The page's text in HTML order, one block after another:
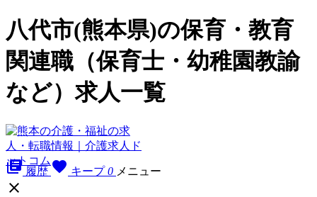
八代市(熊本県)の保育・教育
関連職（保育士・幼稚園教諭
など）求人一覧
library_books 履歴 favorite キープ 0 メニュー
